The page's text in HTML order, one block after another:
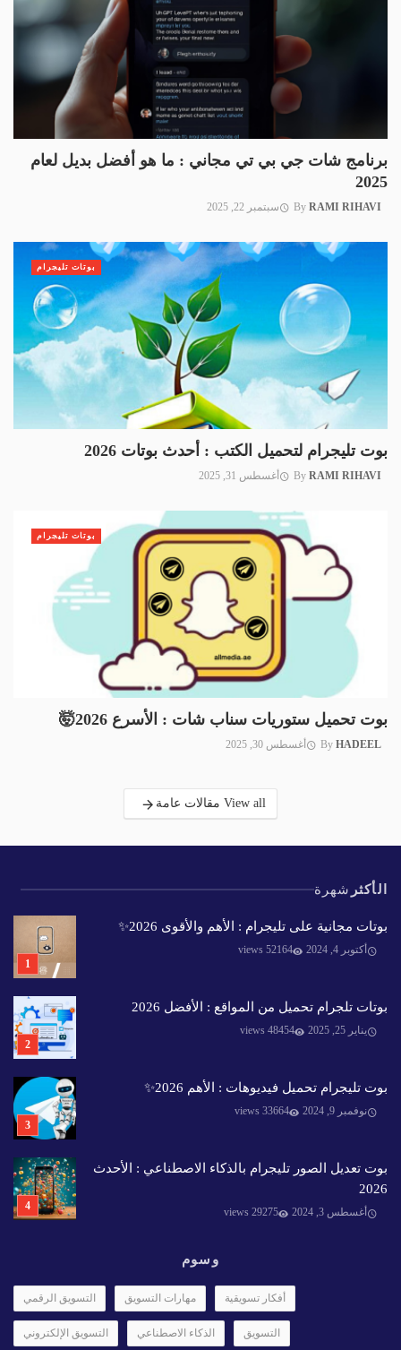
برنامج شات جي بي تي مجاني : ما هو أفضل بديل لعام
2025
By RAMI RIHAVI سبتمبر 22, 2025
بوت تليجرام لتحميل الكتب : أحدث بوتات 2026
By RAMI RIHAVI أغسطس 31, 2025
بوتات تليجرام
بوت تحميل ستوريات سناب شات : الأسرع 2026🤯
By HADEEL أغسطس 30, 2025
بوتات تليجرام
View all مقالات عامة
الأكثر شهرة
بوتات مجانية على تليجرام : الأهم والأقوى 2026✨️
أكتوبر 4, 2024 52164 views
بوتات تلجرام تحميل من المواقع : الأفضل 2026
يناير 25, 2025 48454 views
بوت تليجرام تحميل فيديوهات : الأهم 2026✨️
نوفمبر 9, 2024 33664 views
بوت تعديل الصور تليجرام بالذكاء الاصطناعي : الأحدث
2026
أغسطس 3, 2024 29275 views
وسوم
التسويق الرقمي مهارات التسويق أفكار تسويقية
التسويق الإلكتروني الذكاء الاصطناعي التسويق